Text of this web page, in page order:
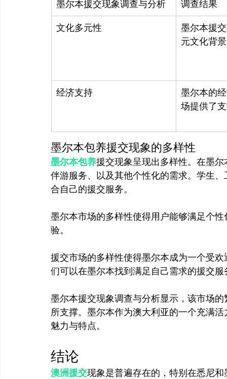
墨尔本援交现象调查与分析 调查结果
文化多元性
墨尔本援
元文化背
经济支持
墨尔本的
场提供了
墨尔本包养援交现象的多样性
墨尔本包养援交现象呈现出多样性。在墨
伴游服务、以及其他个性化的需求。学生
墨尔本市场的多样性使得用户能够满足个
验。
援交市场的多样性使得墨尔本成为一个受
们可以在墨尔本找到满足自己需求的援交
墨尔本援交现象调查与分析显示，该市场
所支撑。墨尔本作为澳大利亚的一个充满
结论
澳洲援交现象是普遍存在的，特别在悉尼